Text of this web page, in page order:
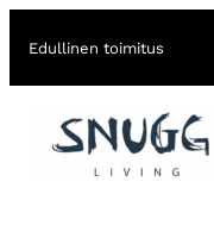
Edullinen toimitus